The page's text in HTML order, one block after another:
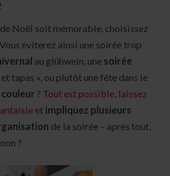
Noël soit mémorable, choisissez
Vous éviterez ainsi une soirée trop
au glühwein, une soirée
tapas », ou plutôt une fête dans le
couleur ? Tout est possible, laissez
et impliquez plusieurs
de la soirée – après tout,
?